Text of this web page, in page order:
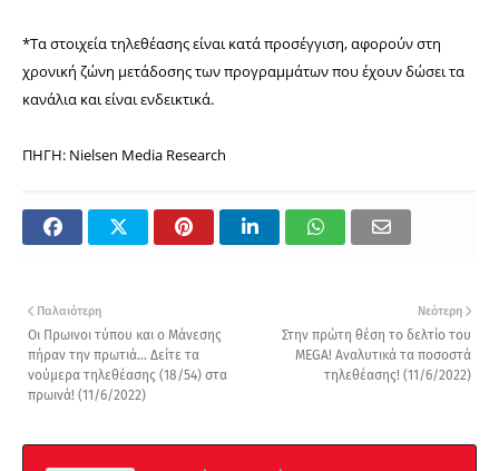
*Τα στοιχεία τηλεθέασης είναι κατά προσέγγιση, αφορούν στη
χρονική ζώνη μετάδοσης των προγραμμάτων που έχουν δώσει τα
κανάλια και είναι ενδεικτικά.
ΠΗΓΗ: Nielsen Media Research
Νεότερη
Στην πρώτη θέση το δελτίο του
MEGA! Αναλυτικά τα ποσοστά
τηλεθέασης! (11/6/2022)
Παλαιότερη
Οι Πρωινοι τύπου και ο Μάνεσης
πήραν την πρωτιά... Δείτε τα
νούμερα τηλεθέασης (18/54) στα
πρωινά! (11/6/2022)